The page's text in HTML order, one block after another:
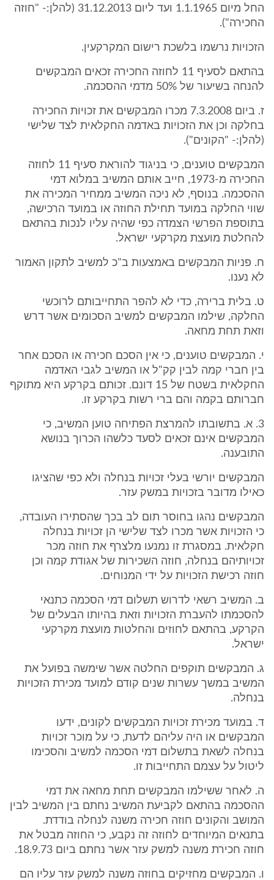
החל מיום 1.1.1965 ועד ליום 31.12.2013 (להלן:- "חוזה
החכירה").
הזכויות נרשמו בלשכת רישום המקרקעין.
בהתאם לסעיף 11 לחוזה החכירה זכאים המבקשים
להנחה בשיעור של 50% מדמי ההסכמה.
ז. ביום 7.3.2008 מכרו המבקשים את זכויות החכירה
בחלקה וכן את הזכויות באדמה החקלאית לצד שלישי
(להלן:- "הקונים").
המבקשים טוענים, כי בניגוד להוראת סעיף 11 לחוזה
החכירה מ-1973, חייב אותם המשיב במלוא דמי
ההסכמה. בנוסף, לא ניכה המשיב ממחיר המכירה את
שווי החלקה במועד תחילת החוזה או במועד הרכישה,
בתוספת הפרשי הצמדה כפי שהיה עליו לנכות בהתאם
להחלטת מועצת מקרקעי ישראל.
ח. פניות המבקשים באמצעות ב"כ למשיב לתקון האמור
לא נענו.
ט. בלית ברירה, כדי לא להפר התחייבותם לרוכשי
החלקה, שילמו המבקשים למשיב הסכומים אשר דרש
וזאת תחת מחאה.
י. המבקשים טוענים, כי אין הסכם חכירה או הסכם אחר
בין חברי קמה לבין קק"ל או המשיב לגבי האדמה
החקלאית בשטח של 15 דונם. זכותם בקרקע היא מתוקף
חברותם בקמה והם ברי רשות בקרקע זו.
3. א. בתשובתו להמרצת הפתיחה טוען המשיב, כי
המבקשים אינם זכאים לסעד כלשהו הכרוך בנושא
התובענה.
המבקשים יורשי בעלי זכויות בנחלה ולא כפי שהציגו
כאילו מדובר בזכויות במשק עזר.
המבקשים נהגו בחוסר תום לב בכך שהסתירו העובדה,
כי הזכויות אשר מכרו לצד שלישי הן זכויות בנחלה
חקלאית. במסגרת זו נמנעו מלצרף את חוזה מכר
זכויותיהם בנחלה, חוזה השכירות של אגודת קמה וכן
חוזה רכישת הזכויות על ידי המנוחים.
ב. המשיב רשאי לדרוש תשלום דמי הסכמה כתנאי
להסכמתו להעברת הזכויות וזאת בהיותו הבעלים של
הקרקע, בהתאם לחוזים והחלטות מועצת מקרקעי
ישראל.
ג. המבקשים תוקפים החלטה אשר שימשה בפועל את
המשיב במשך עשרות שנים קודם למועד מכירת הזכויות
בנחלה.
ד. במועד מכירת זכויות המבקשים לקונים, ידעו
המבקשים או היה עליהם לדעת, כי על מוכר זכויות
בנחלה לשאת בתשלום דמי הסכמה למשיב והסכימו
ליטול על עצמם התחייבות זו.
ה. לאחר ששילמו המבקשים תחת מחאה את דמי
ההסכמה בהתאם לקביעת המשיב נחתם בין המשיב לבין
המושב והקונים חוזה חכירה משנה לנחלה בודדת.
בתנאים המיוחדים לחוזה זה נקבע, כי החוזה מבטל את
חוזה חכירת משנה למשק עזר אשר נחתם ביום 18.9.73.
ו. המבקשים מחזיקים בחוזה משנה למשק עזר עליו הם